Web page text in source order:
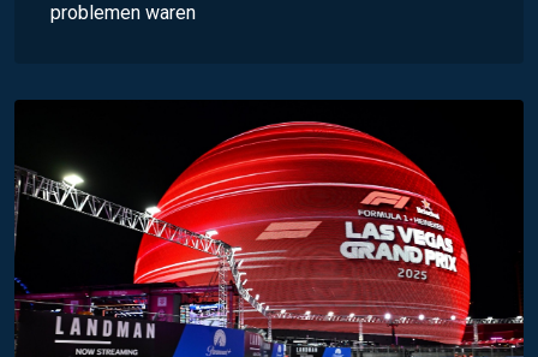
problemen waren